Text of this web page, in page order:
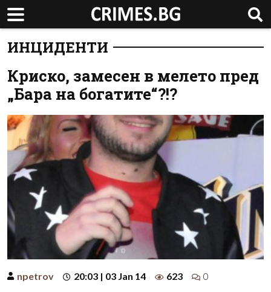
ИНЦИДЕНТИ
Криско, замесен в мелето пред
„Бара на богатите“?!?
npetrov 20:03 | 03 Jan 14 623 0